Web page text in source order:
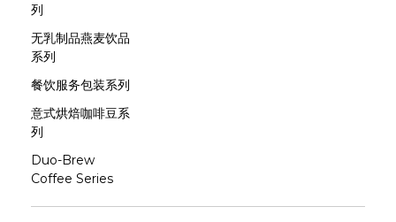
列
无乳制品燕麦饮品
系列
餐饮服务包装系列
意式烘焙咖啡豆系
列
Duo-Brew
Coffee Series